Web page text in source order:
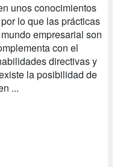
unos conocimientos
lo que las prácticas
empresarial son
con el
directivas y
la posibilidad de
...